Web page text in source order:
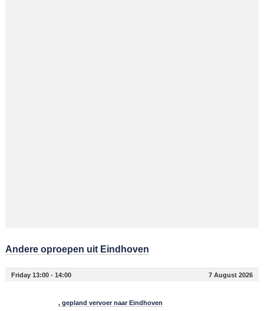
Andere oproepen uit Eindhoven
Friday 13:00 - 14:00 7 August 2026
, gepland vervoer naar Eindhoven